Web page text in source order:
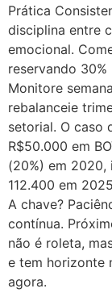
Prática
disciplina entre
emocional.
reservando
Monitore
rebalanceie
setorial. O caso
R$50.000 em
(20%) em
112.400 em
A chave?
contínua.
não é roleta,
e tem horizonte
agora.